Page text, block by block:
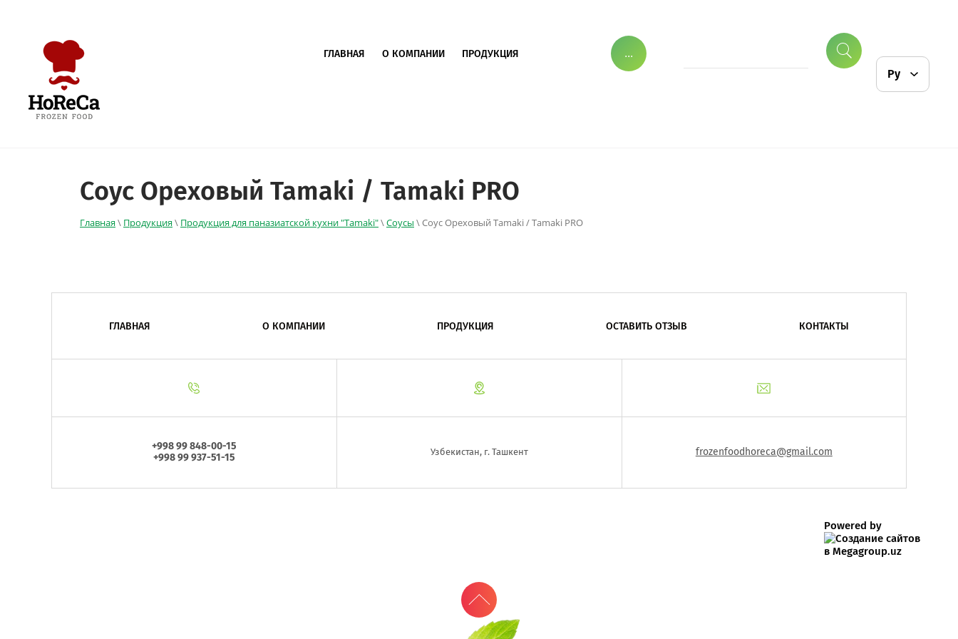
ГЛАВНАЯ О КОМПАНИИ ПРОДУКЦИЯ ...
Соус Ореховый Tamaki / Tamaki PRO
Главная\ Продукция\ Продукция для паназиатской кухни "Tamaki"\Соусы \ Соус Ореховый Tamaki / Tamaki PRO
ГЛАВНАЯ О КОМПАНИИ ПРОДУКЦИЯ ОСТАВИТЬ ОТЗЫВ КОНТАКТЫ
+998 99 848-00-15
+998 99 937-51-15
Узбекистан, г. Ташкент frozenfoodhoreca@gmail.com
Powered by